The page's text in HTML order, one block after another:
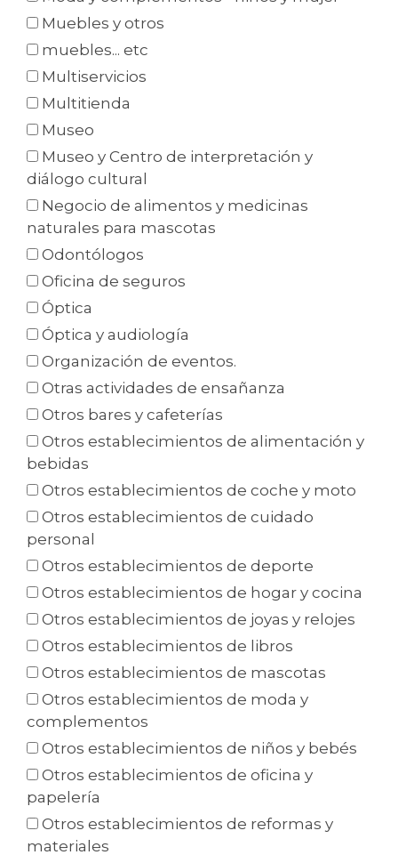
Muebles y otros
muebles... etc
Multiservicios
Multitienda
Museo
Museo y Centro de interpretación y
diálogo cultural
Negocio de alimentos y medicinas
naturales para mascotas
Odontólogos
Oficina de seguros
Óptica
Óptica y audiología
Organización de eventos.
Otras actividades de ensañanza
Otros bares y cafeterías
Otros establecimientos de alimentación y
bebidas
Otros establecimientos de coche y moto
Otros establecimientos de cuidado
personal
Otros establecimientos de deporte
Otros establecimientos de hogar y cocina
Otros establecimientos de joyas y relojes
Otros establecimientos de libros
Otros establecimientos de mascotas
Otros establecimientos de moda y
complementos
Otros establecimientos de niños y bebés
Otros establecimientos de oficina y
papelería
Otros establecimientos de reformas y
materiales